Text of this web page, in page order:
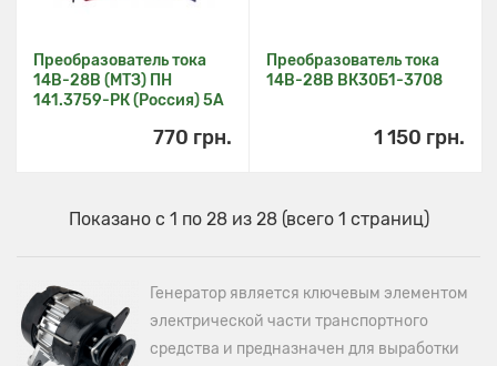
Преобразователь тока
14В-28В (МТЗ) ПН
141.3759-РК (Россия) 5А
770 грн.
Преобразователь тока
14В-28В ВК30Б1-3708
1 150 грн.
Показано с 1 по 28 из 28 (всего 1 страниц)
Генератор является ключевым элементом
электрической части транспортного
средства и предназначен для выработки